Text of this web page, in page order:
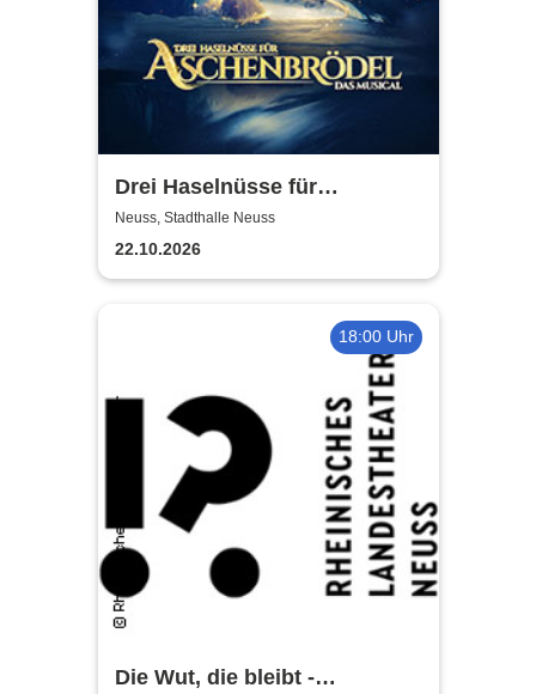
Drei Haselnüsse für
Aschenbrödel - Das Musical
Neuss, Stadthalle Neuss
22.10.2026
18:00 Uhr
Die Wut, die bleibt -